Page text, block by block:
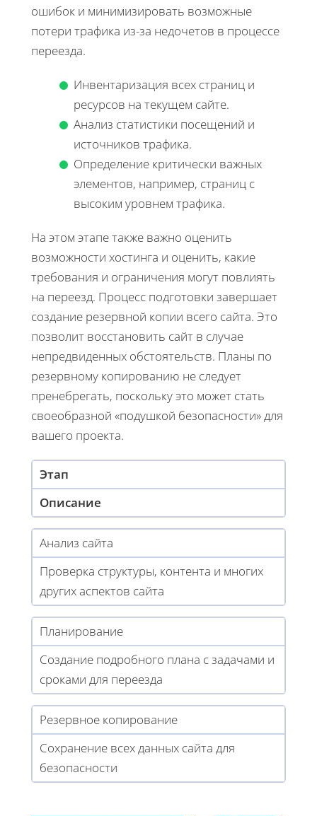
ошибок и минимизировать возможные
потери трафика из-за недочетов в процессе
переезда.
Инвентаризация всех страниц и
ресурсов на текущем сайте.
Анализ статистики посещений и
источников трафика.
Определение критически важных
элементов, например, страниц с
высоким уровнем трафика.
На этом этапе также важно оценить
возможности хостинга и оценить, какие
требования и ограничения могут повлиять
на переезд. Процесс подготовки завершает
создание резервной копии всего сайта. Это
позволит восстановить сайт в случае
непредвиденных обстоятельств. Планы по
резервному копированию не следует
пренебрегать, поскольку это может стать
своеобразной «подушкой безопасности» для
вашего проекта.
Этап
Описание
Анализ сайта
Проверка структуры, контента и многих
других аспектов сайта
Планирование
Создание подробного плана с задачами и
сроками для переезда
Резервное копирование
Сохранение всех данных сайта для
безопасности